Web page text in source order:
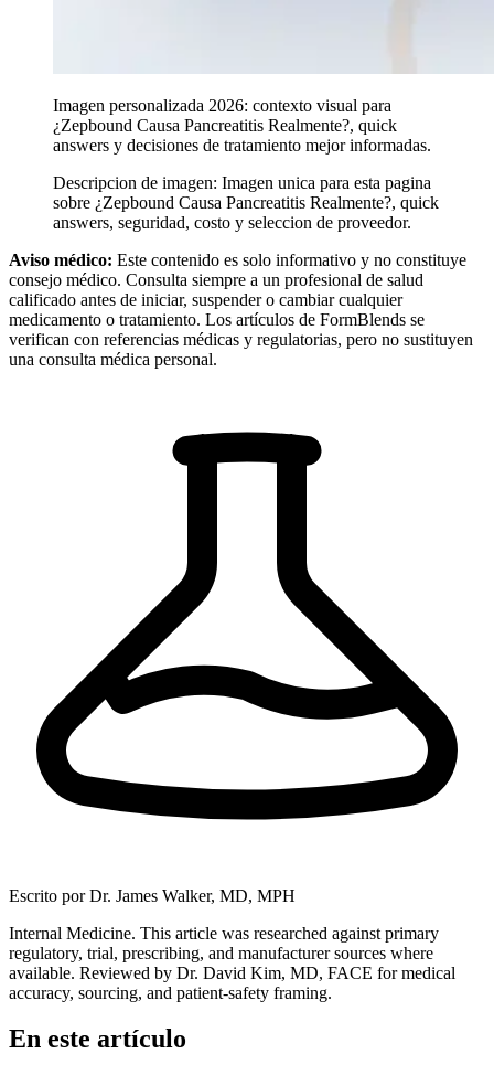
Imagen personalizada 2026: contexto visual para
¿Zepbound Causa Pancreatitis Realmente?, quick
answers y decisiones de tratamiento mejor informadas.
Descripcion de imagen: Imagen unica para esta pagina
sobre ¿Zepbound Causa Pancreatitis Realmente?, quick
answers, seguridad, costo y seleccion de proveedor.
Aviso médico: Este contenido es solo informativo y no constituye
consejo médico. Consulta siempre a un profesional de salud
calificado antes de iniciar, suspender o cambiar cualquier
medicamento o tratamiento. Los artículos de FormBlends se
verifican con referencias médicas y regulatorias, pero no sustituyen
una consulta médica personal.
Escrito por Dr. James Walker, MD, MPH
Internal Medicine. This article was researched against primary
regulatory, trial, prescribing, and manufacturer sources where
available. Reviewed by Dr. David Kim, MD, FACE for medical
accuracy, sourcing, and patient-safety framing.
En este artículo